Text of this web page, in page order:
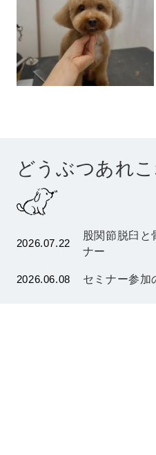
どうぶつあれ
2026.07.22
股関節脱臼と
ナー
2026.06.08 セミナー参加